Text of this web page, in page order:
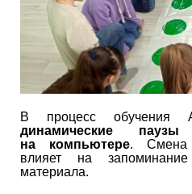
В процесс обучения
динамические
на компьютере. Смена
влияет на
материала.